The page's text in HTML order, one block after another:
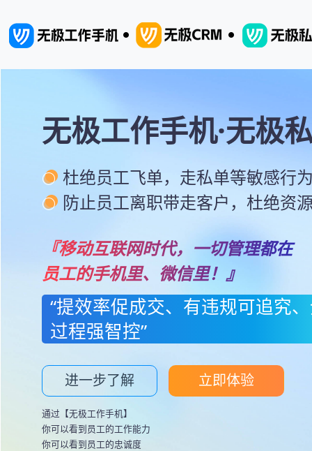
无极工作手机·无极
杜绝员工飞单，走私单等敏感行
防止员工离职带走客户，杜绝资
『移动互联网时代，一切管理都在
员工的手机里、微信里！』
“提效率促成交、有违规可追究
过程强智控”
进一步了解 立即体验
通过【无极工作手机】
你可以看到员工的工作能力
你可以看到员工的忠诚度